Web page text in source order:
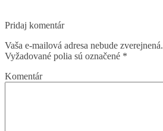
Pridaj komentár
Vaša e-mailová adresa nebude zverejnená.
Vyžadované polia sú označené *
Komentár